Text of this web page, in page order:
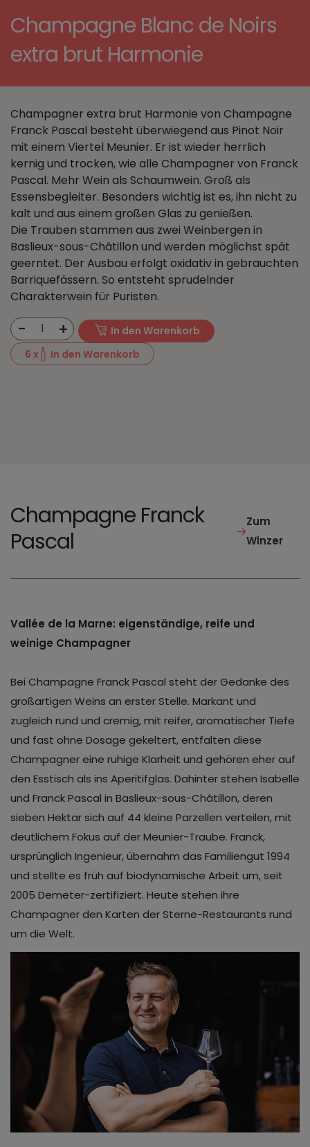
Champagne Blanc de Noirs
extra brut Harmonie
Champagner extra brut Harmonie von Champagne
Franck Pascal besteht überwiegend aus Pinot Noir
mit einem Viertel Meunier. Er ist wieder herrlich
kernig und trocken, wie alle Champagner von Franck
Pascal. Mehr Wein als Schaumwein. Groß als
Essensbegleiter. Besonders wichtig ist es, ihn nicht zu
kalt und aus einem großen Glas zu genießen.
Die Trauben stammen aus zwei Weinbergen in
Baslieux-sous-Châtillon und werden möglichst spät
geerntet. Der Ausbau erfolgt oxidativ in gebrauchten
Barriquefässern. So entsteht sprudelnder
Charakterwein für Puristen.
- 1 +
In den Warenkorb
6 x In den Warenkorb
Champagne Franck
Pascal
Zum
Winzer
Vallée de la Marne: eigenständige, reife und
weinige Champagner
Bei Champagne Franck Pascal steht der Gedanke des
großartigen Weins an erster Stelle. Markant und
zugleich rund und cremig, mit reifer, aromatischer Tiefe
und fast ohne Dosage gekeltert, entfalten diese
Champagner eine ruhige Klarheit und gehören eher auf
den Esstisch als ins Aperitifglas. Dahinter stehen Isabelle
und Franck Pascal in Baslieux-sous-Châtillon, deren
sieben Hektar sich auf 44 kleine Parzellen verteilen, mit
deutlichem Fokus auf der Meunier-Traube. Franck,
ursprünglich Ingenieur, übernahm das Familiengut 1994
und stellte es früh auf biodynamische Arbeit um, seit
2005 Demeter-zertifiziert. Heute stehen ihre
Champagner den Karten der Sterne-Restaurants rund
um die Welt.